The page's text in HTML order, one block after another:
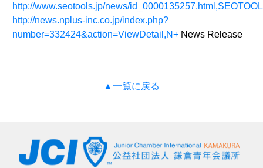
http://www.seotools.jp/news/
http://news.nplus-inc.co.jp/index.php?
number=332424&action=ViewDetail,N+ News Release
▲一覧に戻る